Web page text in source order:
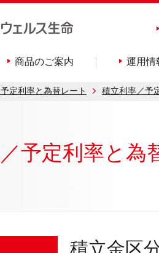
商品のご案内 運用情
定利率と為替レート 積立利率／予
予定利率と為
積立金区